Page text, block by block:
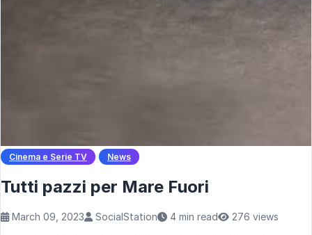
Cinema e Serie TV News
Tutti pazzi per Mare Fuori
March 09, 2023 SocialStation 4 min read 276 views